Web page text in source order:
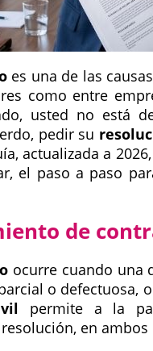
es una de las
como entre
usted no está
pedir su
actualizada a
el paso a paso
de
ocurre cuando una
o defectuosa,
permite a la
en